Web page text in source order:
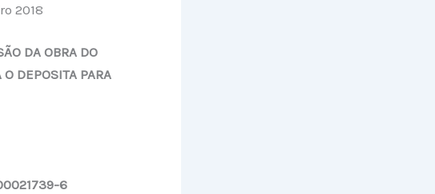
2018
DA OBRA DO
DEPOSITA PARA
6